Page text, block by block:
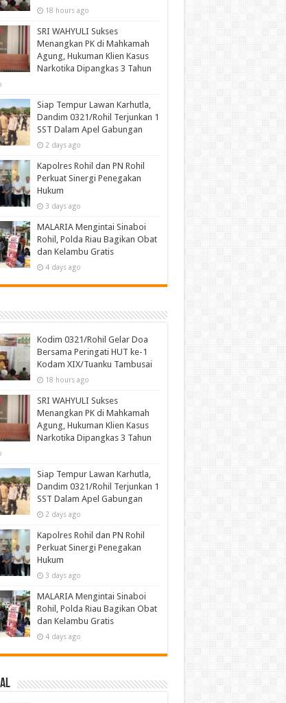
18 hours ago
SRI WAHYULI Sukses
Menangkan PK di Mahkamah
Agung, Hukuman Klien Kasus
Narkotika Dipangkas 3 Tahun
Siap Tempur Lawan Karhutla,
Dandim 0321/Rohil Terjunkan 1
SST Dalam Apel Gabungan
2 days ago
Kapolres Rohil dan PN Rohil
Perkuat Sinergi Penegakan
Hukum
3 days ago
MALARIA Mengintai Sinaboi
Rohil, Polda Riau Bagikan Obat
dan Kelambu Gratis
4 days ago
Kodim 0321/Rohil Gelar Doa
Bersama Peringati HUT ke-1
Kodam XIX/Tuanku Tambusai
18 hours ago
SRI WAHYULI Sukses
Menangkan PK di Mahkamah
Agung, Hukuman Klien Kasus
Narkotika Dipangkas 3 Tahun
Siap Tempur Lawan Karhutla,
Dandim 0321/Rohil Terjunkan 1
SST Dalam Apel Gabungan
2 days ago
Kapolres Rohil dan PN Rohil
Perkuat Sinergi Penegakan
Hukum
3 days ago
MALARIA Mengintai Sinaboi
Rohil, Polda Riau Bagikan Obat
dan Kelambu Gratis
4 days ago